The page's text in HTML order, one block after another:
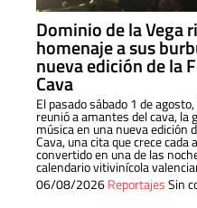
Dominio de la Vega
homenaje a sus
nueva edición de la
Cava
El pasado sábado 1 de
reunió a amantes del cava, la
música en una nueva edición
Cava, una cita que crece cada
convertido en una de las
calendario vitivinícola
06/08/2026ReportajesSin